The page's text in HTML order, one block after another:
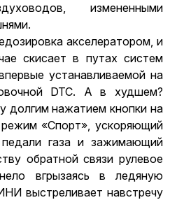
измененными
акселератором, и
скисает в путах систем
устанавливаемой на
DTC. А в худшем?
долгим нажатием кнопки на
«Спорт», ускоряющий
газа и зажимающий
обратной связи рулевое
вгрызаясь в ледяную
выстреливает навстречу